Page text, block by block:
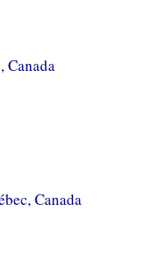
Canada
Canada